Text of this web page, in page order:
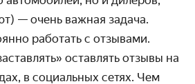
— очень важная задача.
работать с отзывами.
оставлять отзывы на
в социальных сетях. Чем